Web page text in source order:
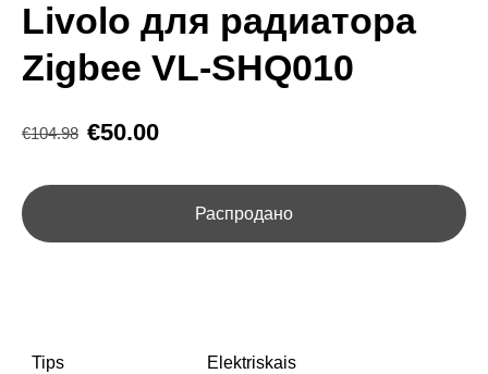
Livolo для радиатора
Zigbee VL-SHQ010
€104.98 €50.00
Распродано
Tips Elektriskais